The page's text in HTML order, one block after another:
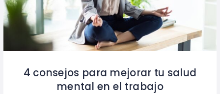
4 consejos para mejorar tu salud
mental en el trabajo